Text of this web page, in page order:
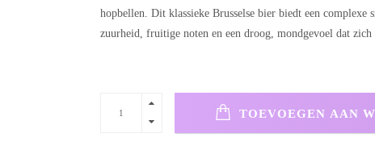
hopbellen. Dit klassieke Brusselse bier biedt een complexe
zuurheid, fruitige noten en een droog, mondgevoel dat
TOEVOEGEN AAN